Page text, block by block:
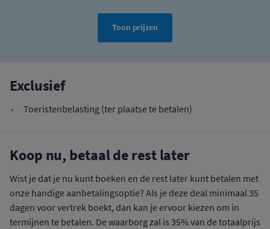
Toon prijzen
Exclusief
Toeristenbelasting (ter plaatse te betalen)
Koop nu, betaal de rest later
Wist je dat je nu kunt boeken en de rest later kunt betalen met
onze handige aanbetalingsoptie? Als je deze deal minimaal 35
dagen voor vertrek boekt, dan kan je ervoor kiezen om in
termijnen te betalen. De waarborg zal is 35% van de totaalprijs